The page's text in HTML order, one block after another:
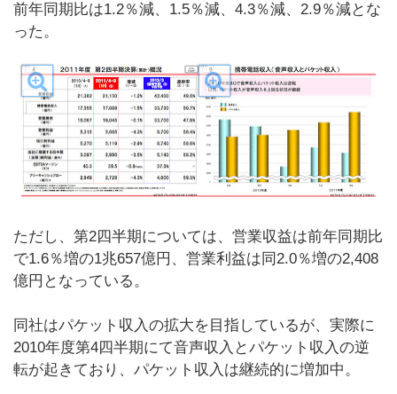
前年同期比は1.2％減、1.5％減、4.3％減、2.9％減とな
った。
ただし、第2四半期については、営業収益は前年同期比
で1.6％増の1兆657億円、営業利益は同2.0％増の2,408
億円となっている。
同社はパケット収入の拡大を目指しているが、実際に
2010年度第4四半期にて音声収入とパケット収入の逆
転が起きており、パケット収入は継続的に増加中。